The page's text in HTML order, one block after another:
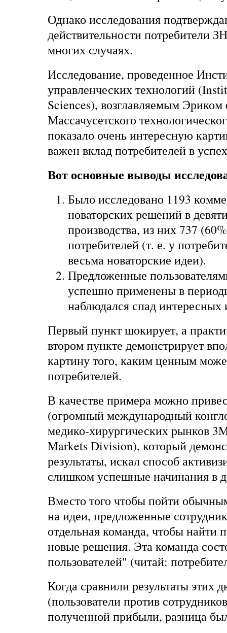
Однако исследования
действительности потребители
многих случаях.
Исследование, проведенное
управленческих технологий
Sciences), возглавляемым
Массачусетского
показало очень интересную
важен вклад потребителей в
Вот основные выводы
Было исследовано 1193
новаторских решений в
производства, из них 737
потребителей (т. е. у
весьма новаторские идеи).
Предложенные
успешно применены в
наблюдался спад интересных
Первый пункт шокирует, а
втором пункте демонстрирует
картину того, каким ценным
потребителей.
В качестве примера можно
(огромный международный
медико-хирургических рынков
Markets Division), который
результаты, искал способ
слишком успешные начинания в
Вместо того чтобы пойти
на идеи, предложенные
отдельная команда, чтобы найти
новые решения. Эта команда
пользователей" (читай:
Когда сравнили результаты этих
(пользователи против
полученной прибыли, разница